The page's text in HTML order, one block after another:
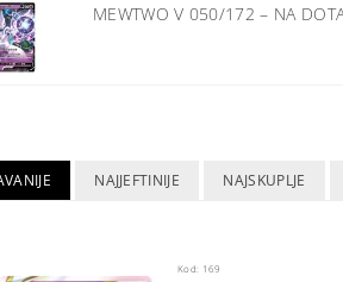
MEWTWO V 050/172– NA
NAJJEFTINIJE NAJSKUPLJE
Kod: 169